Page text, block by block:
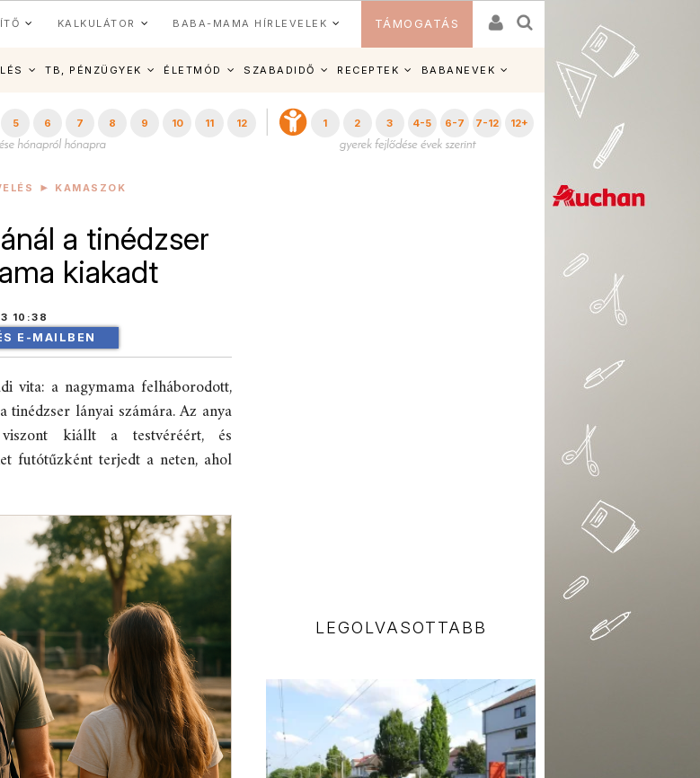
KALKULÁTOR BABA-MAMA HÍRLEVELEK TÁMOGATÁS
TB, PÉNZÜGYEK ÉLETMÓD SZABADIDŐ RECEPTEK BABANEVEK
5 6 7 8 9 10 11 12 1 2 3 4-5 6-7 7-12 12+
KAMASZOK
a tinédzser
kiakadt
10:38
E-MAILBEN
vita: a nagymama felháborodott,
lányai számára. Az anya
kiállt a testvéréért, és
futótűzként terjedt a neten, ahol
LEGOLVASOTTABB